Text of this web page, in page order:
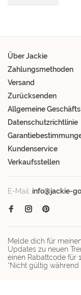
Über Jackie
Zahlungsmethoden
Versand
Zurücksenden
Allgemeine
Datenschutzrichtlinie
Kundenservice
Verkaufsstellen
E-Mail: info@jackie-
Melde dich für
Updates zu neuen
einen Rabattcode für
*Nicht gültig während